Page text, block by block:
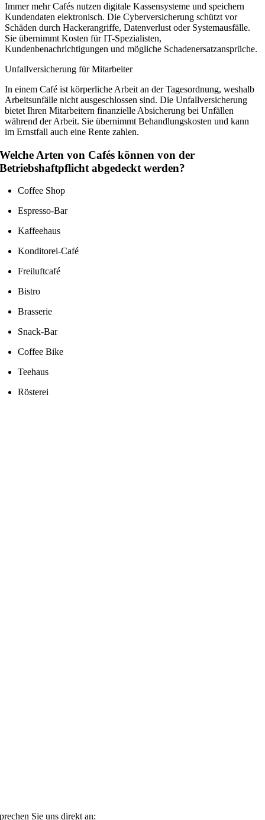
Immer mehr Cafés nutzen digitale Kassensysteme und speichern
Kundendaten elektronisch. Die Cyberversicherung schützt vor
Schäden durch Hackerangriffe, Datenverlust oder Systemausfälle.
Sie übernimmt Kosten für IT-Spezialisten,
Kundenbenachrichtigungen und mögliche Schadenersatzansprüche.
Unfallversicherung für Mitarbeiter
In einem Café ist körperliche Arbeit an der Tagesordnung, weshalb
Arbeitsunfälle nicht ausgeschlossen sind. Die Unfallversicherung
bietet Ihren Mitarbeitern finanzielle Absicherung bei Unfällen
während der Arbeit. Sie übernimmt Behandlungskosten und kann
im Ernstfall auch eine Rente zahlen.
Welche Arten von Cafés können von der
Betriebshaftpflicht abgedeckt werden?
Coffee Shop
Espresso-Bar
Kaffeehaus
Konditorei-Café
Freiluftcafé
Bistro
Brasserie
Snack-Bar
Coffee Bike
Teehaus
Rösterei
Sie uns direkt an: